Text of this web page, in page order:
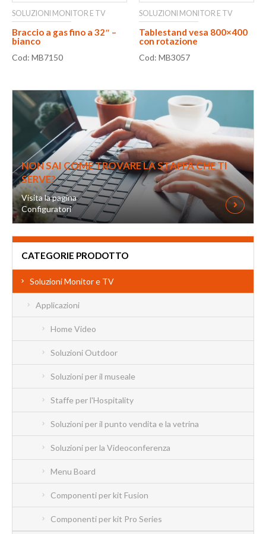
SOLUZIONI MONITOR E TV
Braccio a gas fino a 32″ –
bianco
Cod: MB7150
SOLUZIONI MONITOR E TV
Tablestand vesa 800×400
con rotazione
Cod: MB3057
NON SAI COME TROVARE LA STAFFA CHE TI
SERVE?
Visita la pagina
Configuratori
CATEGORIE PRODOTTO
Soluzioni Monitor e TV
Applicazioni
Home Video
Soluzioni Outdoor
Soluzioni per il museale
Staffe per l'Hospitality
Soluzioni per il punto vendita e la vetrina
Soluzioni per la Videoconferenza
Menu Board
Componenti per kit Fusion
Componenti per kit Pro Series